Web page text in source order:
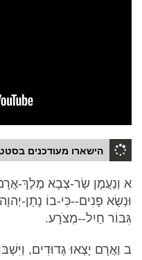
הישארו מעודכנים
א וְנַעֲמָן שַׂר-צְבָא מֶלֶךְ-אֲרָם
וּנְשֻׂא פָנִים--כִּי-בוֹ נָתַן-
גִּבּוֹר חַיִל--מְצֹרָע.
ב וַאֲרָם יָצְאוּ גְדוּדִים,